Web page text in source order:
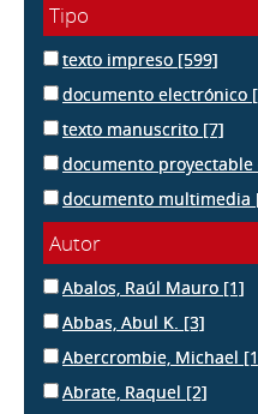
Tipo
texto impreso [599]
documento electrónico
texto manuscrito [7]
documento proyectable
documento multimedia
Autor
Abalos, Raúl Mauro [1]
Abbas, Abul K. [3]
Abercrombie, Michael
Abrate, Raquel [2]